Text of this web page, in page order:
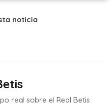
noticia
real sobre el Real Betis